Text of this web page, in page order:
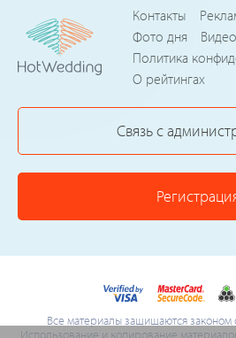
Контакты
Фото дня
Политика
О рейтингах
Связь с
Все материалы защищаются законом
Использование и копирование